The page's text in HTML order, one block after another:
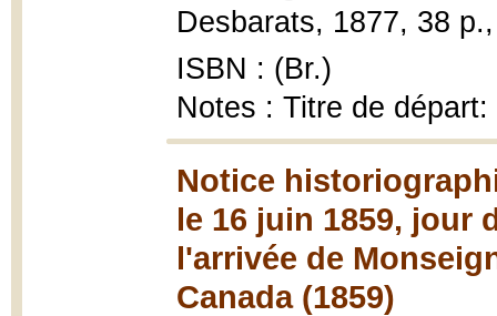
Desbarats, 1877, 38
ISBN : (Br.)
Notes : Titre de
Notice
le 16 juin 1859, jour
l'arrivée de
Canada (1859)